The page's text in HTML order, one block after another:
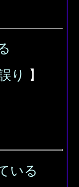
り
】
いる